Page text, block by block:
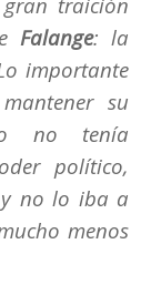
Falange: la
importante
su
no tenía
político,
no lo iba a
menos